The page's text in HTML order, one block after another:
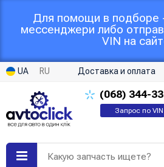
Для помощи в подборе
мессенджери либо
VIN на
UA RU Доставка и оплата
(068) 344-
Запрос по VIN
Какую запчасть ищете?